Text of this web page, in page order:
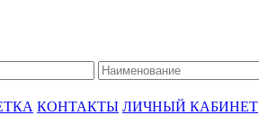
КОНТАКТЫ ЛИЧНЫЙ КАБИНЕТ